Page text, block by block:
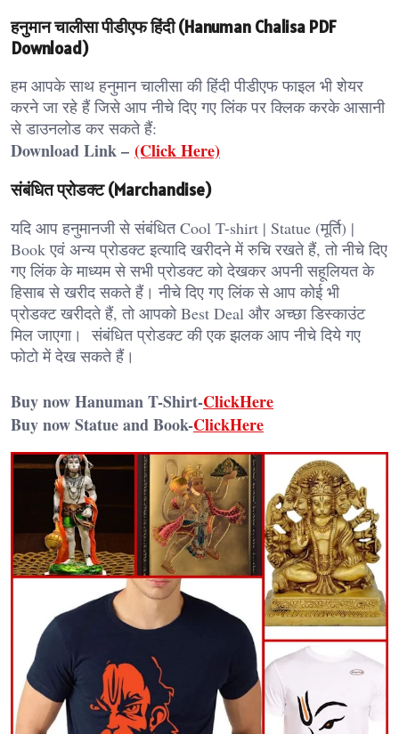
हनुमान चालीसा पीडीएफ हिंदी (Hanuman Chalisa PDF
Download)
हम आपके साथ हनुमान चालीसा की हिंदी पीडीएफ फाइल भी शेयर
करने जा रहे हैं जिसे आप नीचे दिए गए लिंक पर क्लिक करके आसानी
से डाउनलोड कर सकते हैं:
Download Link – (Click Here)
संबंधित प्रोडक्ट (Marchandise)
यदि आप हनुमानजी से संबंधित Cool T-shirt | Statue (मूर्ति) |
Book एवं अन्य प्रोडक्ट इत्यादि खरीदने में रुचि रखते हैं, तो नीचे दिए
गए लिंक के माध्यम से सभी प्रोडक्ट को देखकर अपनी सहूलियत के
हिसाब से खरीद सकते हैं। नीचे दिए गए लिंक से आप कोई भी
प्रोडक्ट खरीदते हैं, तो आपको Best Deal और अच्छा डिस्काउंट
मिल जाएगा। संबंधित प्रोडक्ट की एक झलक आप नीचे दिये गए
फोटो में देख सकते हैं।
Buy now Hanuman T-Shirt-ClickHere
Buy now Statue and Book-ClickHere